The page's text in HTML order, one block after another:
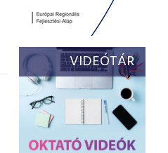
VIDEÓTÁR